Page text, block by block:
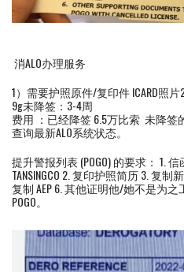
消ALO办理服务
1）需要护照原件/复印件 ICARD照
9g未降签：3-4周
费用 ：已经降签 6.5万比索 未降签
查询最新ALO系统状态。
提升警报列表 (POGO) 的要求： 1. 信
TANSINGCO 2. 复印护照简历 3. 复制
复制 AEP 6. 其他证明他/她不是为
POGO。